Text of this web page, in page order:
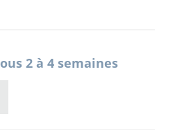
2 à 4 semaines